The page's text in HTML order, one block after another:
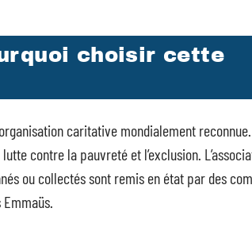
choisir cette
caritative mondialement
contre la pauvreté et l’exclusion.
ou collectés sont remis en état par des